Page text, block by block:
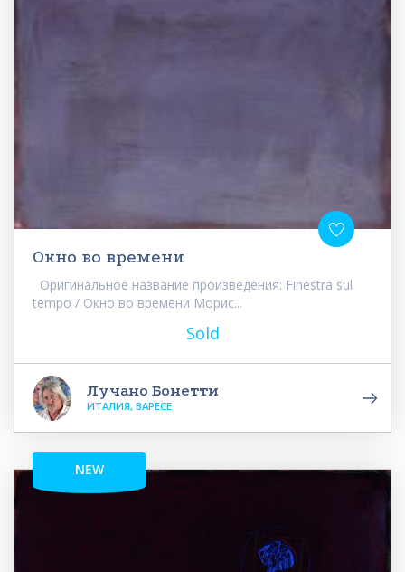
Окно во времени
Оригинальное название произведения: Finestra sul
tempo / Окно во времени Морис...
Sold
Лучано Бонетти
ИТАЛИЯ, ВАРЕСЕ
NEW